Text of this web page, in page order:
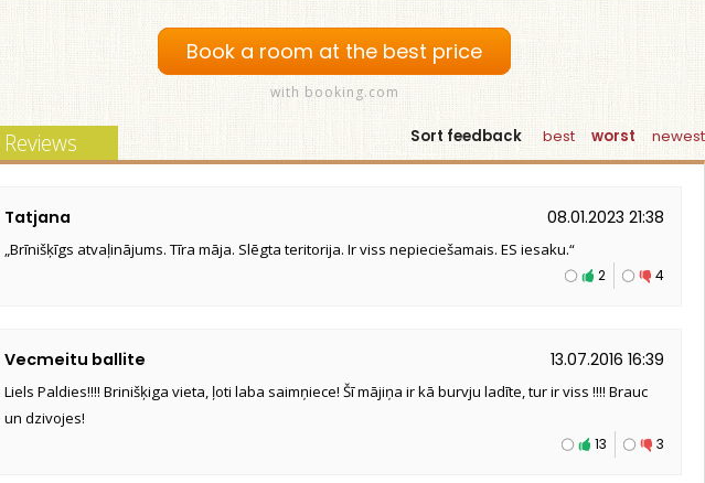
Book a room at the best price
with booking.com
Sort feedback best worst newest
Reviews
Tatjana 08.01.2023 21:38
„Brīnišķīgs atvaļinājums. Tīra māja. Slēgta teritorija. Ir viss nepieciešamais. ES iesaku.“
4
2
Vecmeitu ballite 13.07.2016 16:39
Liels Paldies!!!! Brinišķiga vieta, ļoti laba saimņiece! Šī mājiņa ir kā burvju ladīte, tur ir viss !!!! Brauc
un dzivojes!
3
13